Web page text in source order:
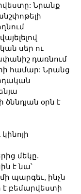
Նրանք
սեր ու
դառնում
համար: Նրանց
ծննդյան օրն է
մեկը.
է նա՝
պարգեւ, ինչն
բեմարվեստի